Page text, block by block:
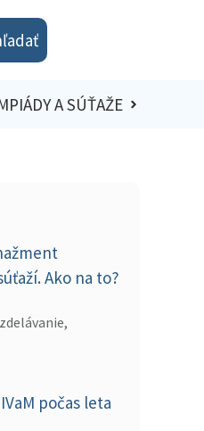
A SÚŤAŽE
Ako na to?
počas leta